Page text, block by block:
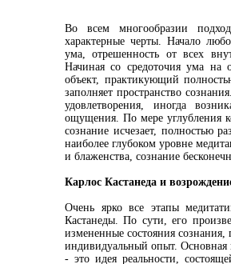
Во всем многообразии
характерные черты. Начало
ума, отрешенность от всех
Начиная со средоточия ума на
объект, практикующий
заполняет пространство
удовлетворения, иногда
ощущения. По мере углубления
сознание исчезает, полностью
наиболее глубоком уровне
и блаженства, сознание
Карлос Кастанеда и
Очень ярко все этапы
Кастанеды. По сути, его
измененные состояния
индивидуальный опыт. Основная
- это идея реальности,